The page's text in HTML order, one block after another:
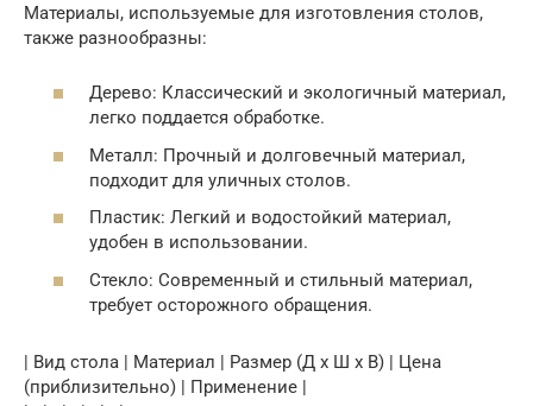
Материалы, используемые для изготовления столов,
также разнообразны:
Дерево: Классический и экологичный материал,
легко поддается обработке.
Металл: Прочный и долговечный материал,
подходит для уличных столов.
Пластик: Легкий и водостойкий материал,
удобен в использовании.
Стекло: Современный и стильный материал,
требует осторожного обращения.
| Вид стола | Материал | Размер (Д x Ш x В) | Цена
(приблизительно) | Применение |